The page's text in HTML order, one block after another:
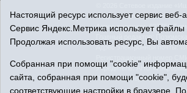
© При использовании
Адрес редакции: 627750
Адрес электронной почты:
Учредитель: АНО
Политика оператора
Настоящий ресурс использует сервис
Сервис Яндекс.Метрика использует файлы
Продолжая использовать ресурс, Вы
Собранная при помощи "cookie"
сайта, собранная при помощи "cookie",
соответствующие настройки в браузере.